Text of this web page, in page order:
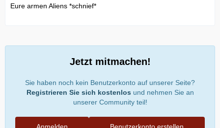
Eure armen Aliens *schnief*
Jetzt mitmachen!
Sie haben noch kein Benutzerkonto auf unserer Seite?
Registrieren Sie sich kostenlos und nehmen Sie an
unserer Community teil!
Benutzerkonto erstellen
Anmelden